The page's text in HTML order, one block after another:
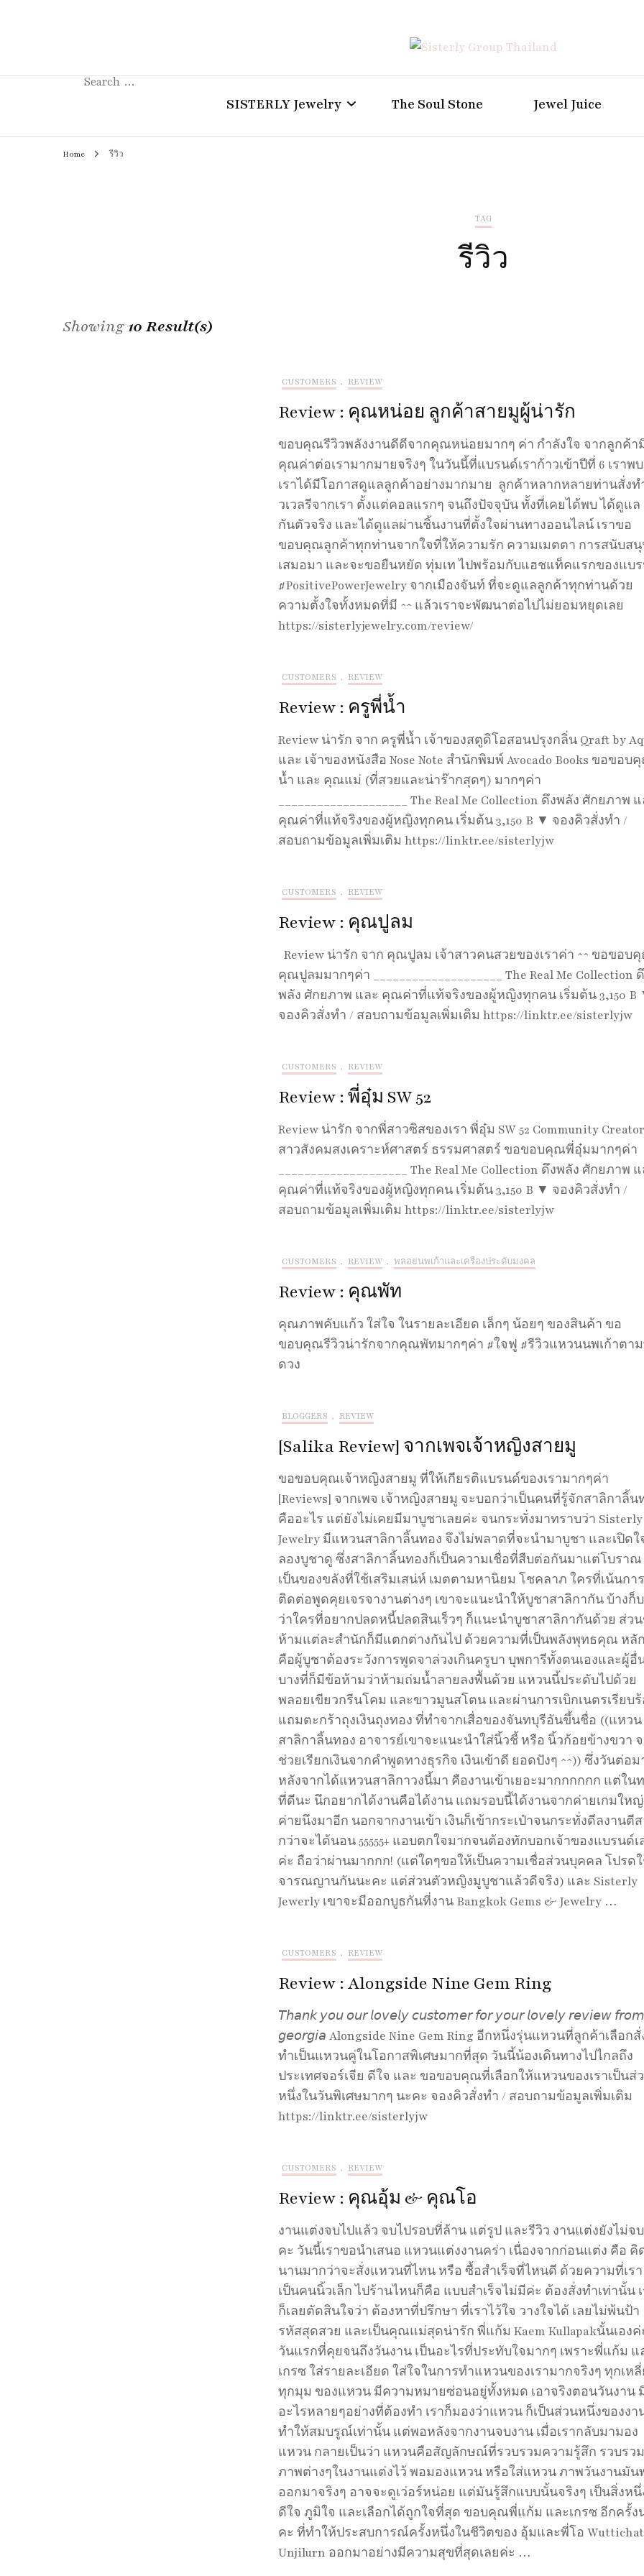
Search
Positive Power Jewelry แหวนแต่งงาน เครื่องประดับ
SISTERLY Jewelry The Soul Stone Jewel Juice
Home รีวิว
TAG
รีวิว
Showing 10 Result(s)
CUSTOMERS , REVIEW
Review : คุณหน่อย ลูกค้าสายมูผู้น่ารัก
ขอบคุณรีวิวพลังงานดีดีจากคุณหน่อยมากๆ ค่า กำลังใจ จากลูกค้า
คุณค่าต่อเรามากมายจริงๆ ในวันนี้ที่แบรนด์เราก้าวเข้าปีที่ 6 เราพ
เราได้มีโอกาสดูแลลูกค้าอย่างมากมาย ลูกค้าหลากหลายท่านสั่งท
วเวลรีจากเรา ตั้งแต่คอลแรกๆ จนถึงปัจจุบัน ทั้งที่เคยได้พบ ได้ดูแล
กันตัวจริง และได้ดูแลผ่านชิ้นงานที่ตั้งใจผ่านทางออนไลน์ เราขอ
ขอบคุณลูกค้าทุกท่านจากใจที่ให้ความรัก ความเมตตา การสนับส
เสมอมา และจะขอยืนหยัด ทุ่มเท ไปพร้อมกับแฮชแท็คแรกของแบ
#PositivePowerJewelry จากเมืองจันท์ ที่จะดูแลลูกค้าทุกท่านด้วย
ความตั้งใจทั้งหมดที่มี ^^ แล้วเราจะพัฒนาต่อไปไม่ยอมหยุดเลย
https://sisterlyjewelry.com/review/
CUSTOMERS , REVIEW
Review : ครูพี่น้ำ
Review น่ารัก จาก ครูพี่น้ำ เจ้าของสตูดิโอสอนปรุงกลิ่น Qraft by
และ เจ้าของหนังสือ Nose Note สำนักพิมพ์ Avocado Books ขอขอบ
น้ำ และ คุณแม่ (ที่สวยและน่าร๊ากสุดๆ) มากๆค่า
____________________ The Real Me Collection ดึงพลัง ศักยภาพ
คุณค่าที่แท้จริงของผู้หญิงทุกคน เริ่มต้น 3,150 B ▼ จองคิวสั่งทำ /
สอบถามข้อมูลเพิ่มเติม https://linktr.ee/sisterlyjw
CUSTOMERS , REVIEW
Review : คุณปูลม
Review น่ารัก จาก คุณปูลม เจ้าสาวคนสวยของเราค่า ^^ ขอขอบ
คุณปูลมมากๆค่า ____________________ The Real Me Collection
พลัง ศักยภาพ และ คุณค่าที่แท้จริงของผู้หญิงทุกคน เริ่มต้น 3,150 B
จองคิวสั่งทำ / สอบถามข้อมูลเพิ่มเติม https://linktr.ee/sisterlyjw
CUSTOMERS , REVIEW
Review : พี่อุ๋ม SW 52
Review น่ารัก จากพี่สาวซิสของเรา พี่อุ๋ม SW 52 Community Creator
สาวสังคมสงเคราะห์ศาสตร์ ธรรมศาสตร์ ขอขอบคุณพี่อุ๋มมากๆค่า
____________________ The Real Me Collection ดึงพลัง ศักยภาพ
คุณค่าที่แท้จริงของผู้หญิงทุกคน เริ่มต้น 3,150 B ▼ จองคิวสั่งทำ /
สอบถามข้อมูลเพิ่มเติม https://linktr.ee/sisterlyjw
CUSTOMERS , REVIEW , พลอยนพเก้าและเครื่องประดับมงคล
Review : คุณพัท
คุณภาพคับแก้ว ใส่ใจ ในรายละเอียด เล็กๆ น้อยๆ ของสินค้า ขอ
ขอบคุณรีวิวน่ารักจากคุณพัทมากๆค่า #ใจฟู #รีวิวแหวนนพเก้าตา
ดวง
BLOGGERS , REVIEW
[Salika Review] จากเพจเจ้าหญิงสายมู
ขอขอบคุณเจ้าหญิงสายมู ที่ให้เกียรติแบรนด์ของเรามากๆค่า
[Reviews] จากเพจ เจ้าหญิงสายมู จะบอกว่าเป็นคนที่รู้จักสาลิกาลิ้น
คืออะไร แต่ยังไม่เคยมีมาบูชาเลยค่ะ จนกระทั่งมาทราบว่า Sisterly
Jewelry มีแหวนสาลิกาลิ้นทอง จึงไม่พลาดที่จะนำมาบูชา และเปิดใ
ลองบูชาดู ซึ่งสาลิกาลิ้นทองก็เป็นความเชื่อที่สืบต่อกันมาแต่โบราณ
เป็นของขลังที่ใช้เสริมเสน่ห์ เมตตามหานิยม โชคลาภ ใครที่เน้นการ
ติดต่อพูดคุยเจรจางานต่างๆ เขาจะแนะนำให้บูชาสาลิกากัน บ้างก็
ว่าใครที่อยากปลดหนี้ปลดสินเร็วๆ ก็แนะนำบูชาสาลิกากันด้วย ส่ว
ห้ามแต่ละสำนักก็มีแตกต่างกันไป ด้วยความที่เป็นพลังพุทธคุณ หลั
คือผู้บูชาต้องระวังการพูดจาล่วงเกินครูบา บุพการีทั้งตนเองและผู้อื่
บางที่ก็มีข้อห้ามว่าห้ามถ่มน้ำลายลงพื้นด้วย แหวนนี้ประดับไปด้วย
พลอยเขียวกรีนโคม และขาวมูนสโตน และผ่านการเบิกเนตรเรียบร้
แถมตะกร้าถุงเงินถุงทอง ที่ทำจากเสื่อของจันทบุรีอันขึ้นชื่อ ((แหวน
สาลิกาลิ้นทอง อาจารย์เขาจะแนะนำใส่นิ้วชี้ หรือ นิ้วก้อยข้างขวา
ช่วยเรียกเงินจากคำพูดทางธุรกิจ เงินเข้าดี ยอดปังๆ ^^)) ซึ่งวันต่อม
หลังจากได้แหวนสาลิกาวงนี้มา คืองานเข้าเยอะมากกกกกก แต่ใน
ที่ดีนะ นึกอยากได้งานคือได้งาน แถมรอบนี้ได้งานจากค่ายเกมใหญ่
ค่ายนึงมาอีก นอกจากงานเข้า เงินก็เข้ากระเป๋าจนกระทั่งดีลงานตี
กว่าจะได้นอน 55555+ แอบตกใจมากจนต้องทักบอกเจ้าของแบรนด์เ
ค่ะ ถือว่าผ่านมากกก! (แต่ใดๆขอให้เป็นความเชื่อส่วนบุคคล โปรด
จารณญานกันนะคะ แต่ส่วนตัวหญิงมูบูชาแล้วดีจริง) และ Sisterly
Jewerly เขาจะมีออกบูธกันที่งาน Bangkok Gems & Jewelry …
CUSTOMERS , REVIEW
Review : Alongside Nine Gem Ring
𝘛𝘩𝘢𝘯𝘬 𝘺𝘰𝘶 𝘰𝘶𝘳 𝘭𝘰𝘷𝘦𝘭𝘺 𝘤𝘶𝘴𝘵𝘰𝘮𝘦𝘳 𝘧𝘰𝘳 𝘺𝘰𝘶𝘳 𝘭𝘰𝘷𝘦𝘭𝘺 𝘳𝘦𝘷𝘪𝘦𝘸 𝘧𝘳𝘰𝘮
𝘨𝘦𝘰𝘳𝘨𝘪𝘢 Alongside Nine Gem Ring อีกหนึ่งรุ่นแหวนที่ลูกค้าเลือกสั่
ทำเป็นแหวนคู่ในโอกาสพิเศษมากที่สุด วันนี้น้องเดินทางไปไกลถึง
ประเทศจอร์เจีย ดีใจ และ ขอขอบคุณที่เลือกให้แหวนของเราเป็นส่
หนึ่งในวันพิเศษมากๆ นะคะ จองคิวสั่งทำ / สอบถามข้อมูลเพิ่มเติม
https://linktr.ee/sisterlyjw
CUSTOMERS , REVIEW
Review : คุณอุ้ม & คุณโอ
งานแต่งจบไปแล้ว จบไปรอบที่ล้าน แต่รูป และรีวิว งานแต่งยังไม่จ
คะ วันนี้เราขอนำเสนอ แหวนแต่งงานคร่า เนื่องจากก่อนแต่ง คือ คิ
นานมากว่าจะสั่งแหวนที่ไหน หรือ ซื้อสำเร็จที่ไหนดี ด้วยความที่เรา
เป็นคนนิ้วเล็ก ไปร้านไหนก็คือ แบบสำเร็จไม่มีค่ะ ต้องสั่งทำเท่านั้น
ก็เลยตัดสินใจว่า ต้องหาที่ปรึกษา ที่เราไว้ใจ วางใจได้ เลยไม่พ้นป้า
รหัสสุดสวย และเป็นคุณแม่สุดน่ารัก พี่แก้ม Kaem Kullapakนั้นเองค่
วันแรกที่คุยจนถึงวันงาน เป็นอะไรที่ประทับใจมากๆ เพราะพี่แก้ม แ
เกรซ ใส่รายละเอียด ใส่ใจในการทำแหวนของเรามากจริงๆ ทุกเห
ทุกมุม ของแหวน มีความหมายซ่อนอยู่ทั้งหมด เอาจริงตอนวันงาน
อะไรหลายๆอย่างที่ต้องทำ เราก็มองว่าแหวน ก็เป็นส่วนหนึ่งของงา
ทำให้สมบรูณ์เท่านั้น แต่พอหลังจากงานจบงาน เมื่อเรากลับมามอง
แหวน กลายเป็นว่า แหวนคือสัญลักษณ์ที่รวบรวมความรู้สึก รวบรวม
ภาพต่างๆในงานแต่งไว้ พอมองแหวน หรือใส่แหวน ภาพวันงานมัน
ออกมาจริงๆ อาจจะดูเว่อร์หน่อย แต่มันรู้สึกแบบนั้นจริงๆ เป็นสิ่งหนึ่
ดีใจ ภูมิใจ และเลือกได้ถูกใจที่สุด ขอบคุณพี่แก้ม และเกรซ อีกครั้ง
คะ ที่ทำให้ประสบการณ์ครั้งหนึ่งในชีวิตของ อุ้มและพี่โอ Wuttichat
Unjilurn ออกมาอย่างมีความสุขที่สุดเลยค่ะ …